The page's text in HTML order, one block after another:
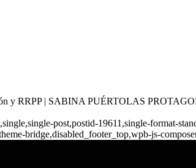
y RRPP | SABINA PUÉRTOLAS
post,postid-19611,single-format-
bridge,disabled_footer_top,wpb-js-